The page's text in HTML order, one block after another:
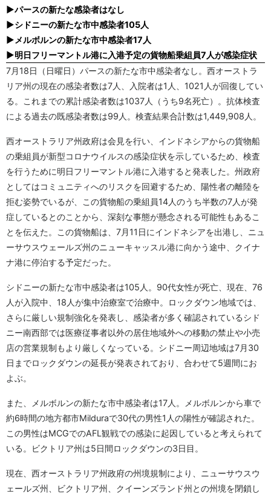
▶パースの新たな感染者はなし
▶シドニーの新たな市中感染者105人
▶メルボルンの新たな市中感染者17人
▶明日フリーマントル港に入港予定の貨物船乗組員7人が感染症状
7月18日（日曜日）パースの新たな市中感染者なし。西オーストラ
リア州の現在の感染者数は7人、入院者は1人、1021人が回復してい
る。これまでの累計感染者数は1037人（うち9名死亡）。抗体検査
による過去の既感染者数は99人。検査結果合計数は1,449,908人。
西オーストラリア州政府は会見を行い、インドネシアからの貨物船
の乗組員が新型コロナウイルスの感染症状を示しているため、検査
を行うために明日フリーマントル港に入港すると発表した。州政府
としてはコミュニティへのリスクを回避するため、陽性者の離陸を
拒む姿勢でいるが、この貨物船の乗組員14人のうち半数の7人が発
症しているとのことから、深刻な事態が懸念される可能性もあるこ
とを伝えた。この貨物船は、7月11日にインドネシアを出港し、ニュ
ーサウスウェールズ州のニューキャッスル港に向かう途中、クイナ
ナ港に停泊する予定だった。
シドニーの新たな市中感染者は105人。90代女性が死亡、現在、76
人が入院中、18人が集中治療室で治療中。ロックダウン地域では、
さらに厳しい規制強化を発表し、感染者が多く確認されているシド
ニー南西部では医療従事者以外の居住地域外への移動の禁止や小売
店の営業規制もより厳しくなっている。シドニー周辺地域は7月30
日までロックダウンの延長が発表されており、合わせて5週間にお
よぶ。
また、メルボルンの新たな市中感染者は17人。メルボルンから車で
約6時間の地方都市Milduraで30代の男性1人の陽性が確認された。
この男性はMCGでのAFL観戦での感染に起因していると考えられて
いる。ビクトリア州は5日間ロックダウンの3日目。
現在、西オーストラリア州政府の州境規制により、ニューサウスウ
ェールズ州、ビクトリア州、クイーンズランド州との州境を閉鎖し